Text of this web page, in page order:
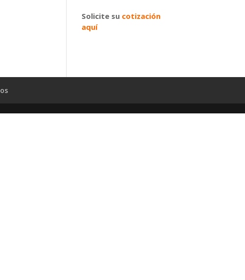
Solicite su cotización
aquí